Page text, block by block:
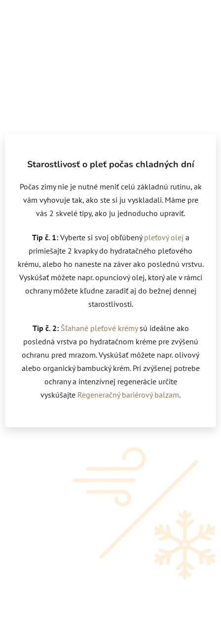
Starostlivosť o pleť počas chladných dní
Počas zimy nie je nutné meniť celú základnú rutinu, ak
vám vyhovuje tak, ako ste si ju vyskladali. Máme pre
vás 2 skvelé tipy, ako ju jednoducho upraviť.
Tip č. 1: Vyberte si svoj obľúbený pleťový olej a
primiešajte 2 kvapky do hydratačného pleťového
krému, alebo ho naneste na záver ako poslednú vrstvu.
Vyskúšať môžete napr. opunciový olej, ktorý ale v rámci
ochrany môžete kľudne zaradiť aj do bežnej dennej
starostlivosti.
Tip č. 2: Šľahané pleťové krémy sú ideálne ako
posledná vrstva po hydratačnom kréme pre zvýšenú
ochranu pred mrazom. Vyskúšať môžete napr. olivový
alebo organický bambucký krém. Pri zvýšenej potrebe
ochrany a intenzívnej regenerácie určite
vyskúšajte Regeneračný bariérový balzam.